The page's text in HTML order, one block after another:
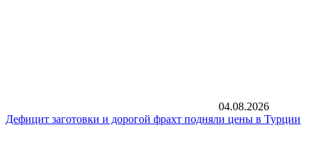
04.08.2026
Дефицит заготовки и дорогой фрахт подняли цены в Турции